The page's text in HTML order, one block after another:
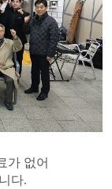
가 없어
다.